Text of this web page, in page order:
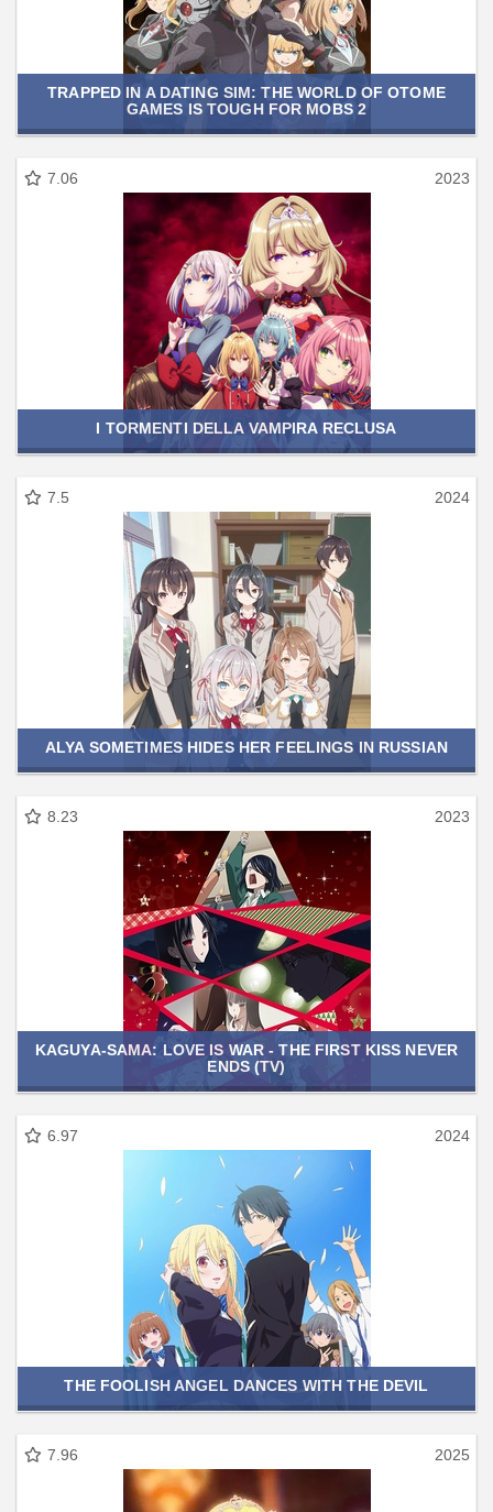
TRAPPED IN A DATING SIM: THE WORLD OF OTOME
GAMES IS TOUGH FOR MOBS 2
7.06 2023
I TORMENTI DELLA VAMPIRA RECLUSA
7.5 2024
ALYA SOMETIMES HIDES HER FEELINGS IN RUSSIAN
8.23 2023
KAGUYA-SAMA: LOVE IS WAR - THE FIRST KISS NEVER
ENDS (TV)
6.97 2024
THE FOOLISH ANGEL DANCES WITH THE DEVIL
7.96 2025